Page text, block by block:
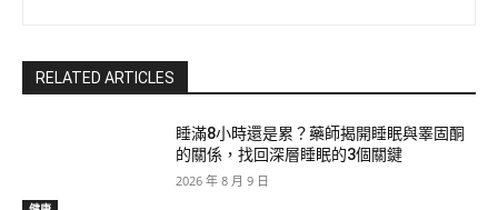
RELATED ARTICLES
睡滿8小時還是累？藥師揭開睡眠與睪固酮
的關係，找回深層睡眠的3個關鍵
2026 年 8 月 9 日